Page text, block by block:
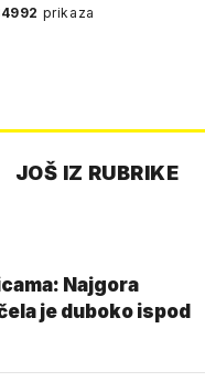
prikaza
JOŠ IZ RUBRIKE
Najgora
je duboko ispod